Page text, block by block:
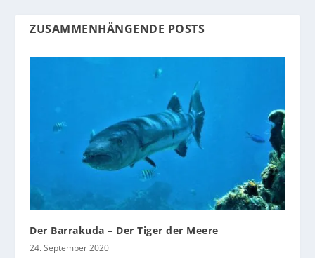
ZUSAMMENHÄNGENDE POSTS
Der Barrakuda – Der Tiger der Meere
24. September 2020